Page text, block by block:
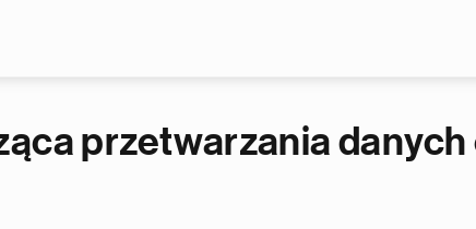
przetwarzania